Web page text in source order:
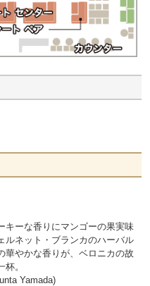
キーな香りにマンゴーの果実味
ルネット・ブランカのハーバル
華やかな香りが、ベロニカの故
。
Yamada)